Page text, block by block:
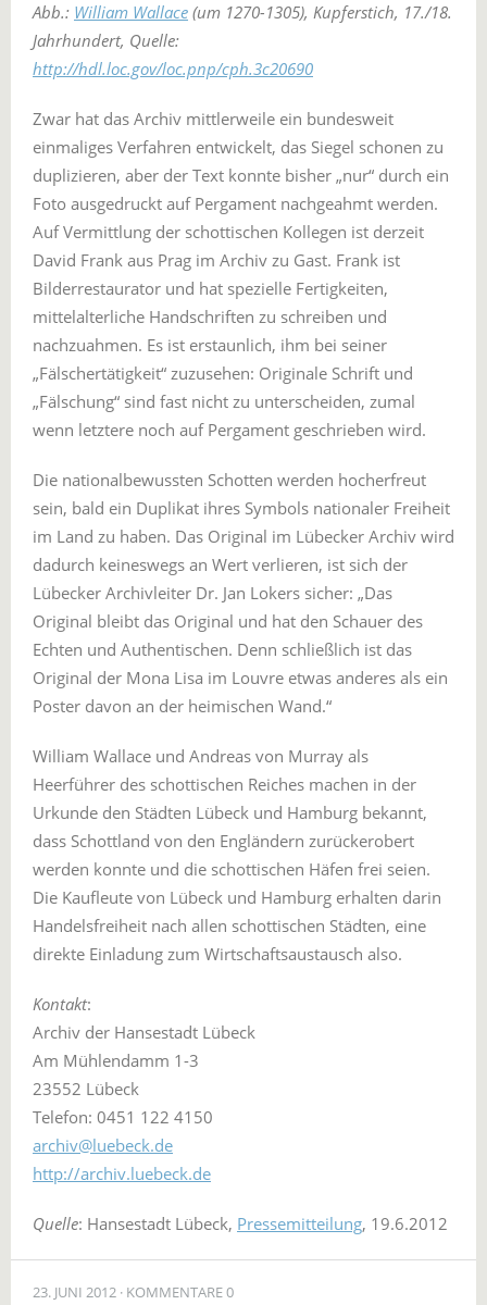
Abb.: William Wallace (um 1270-1305), Kupferstich, 17./18.
Jahrhundert, Quelle:
http://hdl.loc.gov/loc.pnp/cph.3c20690
Zwar hat das Archiv mittlerweile ein bundesweit
einmaliges Verfahren entwickelt, das Siegel schonen zu
duplizieren, aber der Text konnte bisher „nur“ durch ein
Foto ausgedruckt auf Pergament nachgeahmt werden.
Auf Vermittlung der schottischen Kollegen ist derzeit
David Frank aus Prag im Archiv zu Gast. Frank ist
Bilderrestaurator und hat spezielle Fertigkeiten,
mittelalterliche Handschriften zu schreiben und
nachzuahmen. Es ist erstaunlich, ihm bei seiner
„Fälschertätigkeit“ zuzusehen: Originale Schrift und
„Fälschung“ sind fast nicht zu unterscheiden, zumal
wenn letztere noch auf Pergament geschrieben wird.
Die nationalbewussten Schotten werden hocherfreut
sein, bald ein Duplikat ihres Symbols nationaler Freiheit
im Land zu haben. Das Original im Lübecker Archiv wird
dadurch keineswegs an Wert verlieren, ist sich der
Lübecker Archivleiter Dr. Jan Lokers sicher: „Das
Original bleibt das Original und hat den Schauer des
Echten und Authentischen. Denn schließlich ist das
Original der Mona Lisa im Louvre etwas anderes als ein
Poster davon an der heimischen Wand.“
William Wallace und Andreas von Murray als
Heerführer des schottischen Reiches machen in der
Urkunde den Städten Lübeck und Hamburg bekannt,
dass Schottland von den Engländern zurückerobert
werden konnte und die schottischen Häfen frei seien.
Die Kaufleute von Lübeck und Hamburg erhalten darin
Handelsfreiheit nach allen schottischen Städten, eine
direkte Einladung zum Wirtschaftsaustausch also.
Kontakt:
Archiv der Hansestadt Lübeck
Am Mühlendamm 1-3
23552 Lübeck
Telefon: 0451 122 4150
archiv@luebeck.de
http://archiv.luebeck.de
Quelle: Hansestadt Lübeck, Pressemitteilung, 19.6.2012
23. JUNI 2012 KOMMENTARE 0